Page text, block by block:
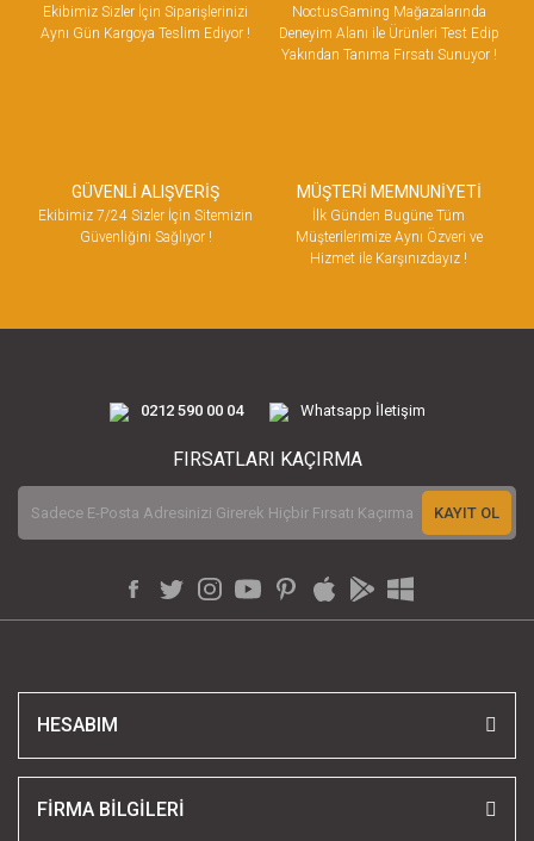
Ekibimiz Sizler İçin Siparişlerinizi
Aynı Gün Kargoya Teslim Ediyor !
NoctusGaming Mağazalarında
Deneyim Alanı ile Ürünleri Test Edip
Yakından Tanıma Fırsatı Sunuyor !
GÜVENLİ ALIŞVERİŞ
Ekibimiz 7/24 Sizler İçin Sitemizin
Güvenliğini Sağlıyor !
MÜŞTERİ MEMNUNİYETİ
İlk Günden Bugüne Tüm
Müşterilerimize Aynı Özveri ve
Hizmet ile Karşınızdayız !
0212 590 00 04 Whatsapp İletişim
FIRSATLARI KAÇIRMA
KAYIT OL
HESABIM
FİRMA BİLGİLERİ